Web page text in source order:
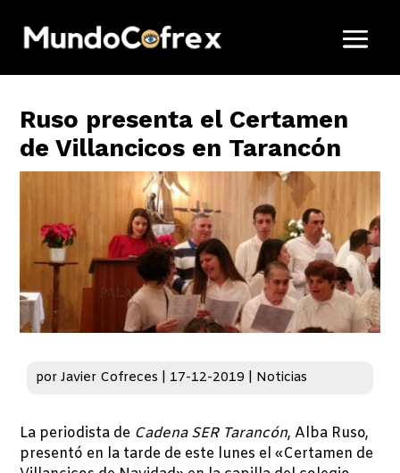
Ruso presenta el Certamen
de Villancicos en Tarancón
porJavier Cofreces 17-12-2019 Noticias
La periodista de Cadena SER Tarancón, Alba Ruso,
presentó en la tarde de este lunes el «Certamen de